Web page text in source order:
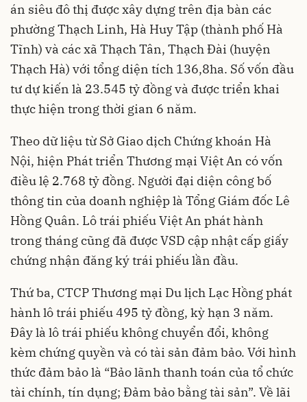
án siêu đô thị được xây dựng trên địa bàn các
phường Thạch Linh, Hà Huy Tập (thành phố Hà
Tĩnh) và các xã Thạch Tân, Thạch Đài (huyện
Thạch Hà) với tổng diện tích 136,8ha. Số vốn đầu
tư dự kiến là 23.545 tỷ đồng và được triển khai
thực hiện trong thời gian 6 năm.
Theo dữ liệu từ Sở Giao dịch Chứng khoán Hà
Nội, hiện Phát triển Thương mại Việt An có vốn
điều lệ 2.768 tỷ đồng. Người đại diện công bố
thông tin của doanh nghiệp là Tổng Giám đốc Lê
Hồng Quân. Lô trái phiếu Việt An phát hành
trong tháng cũng đã được VSD cập nhật cấp giấy
chứng nhận đăng ký trái phiếu lần đầu.
Thứ ba, CTCP Thương mại Du lịch Lạc Hồng phát
hành lô trái phiếu 495 tỷ đồng, kỳ hạn 3 năm.
Đây là lô trái phiếu không chuyển đổi, không
kèm chứng quyền và có tài sản đảm bảo. Với hình
thức đảm bảo là “Bảo lãnh thanh toán của tổ chức
tài chính, tín dụng; Đảm bảo bằng tài sản”. Về lãi